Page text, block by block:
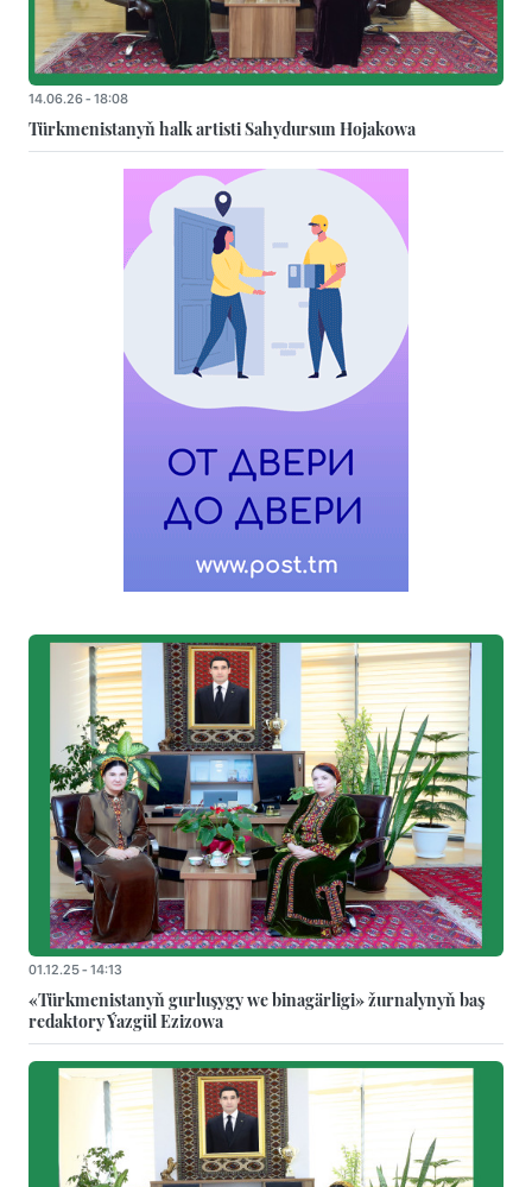
14.06.26 - 18:08
Türkmenistanyň halk artisti Sahydursun Hojakowa
01.12.25 - 14:13
«Türkmenistanyň gurluşygy we binagärligi» žurnalynyň baş
redaktory Ýazgül Ezizowa